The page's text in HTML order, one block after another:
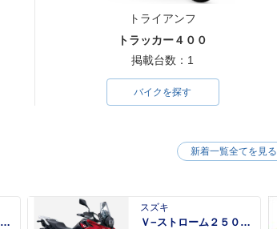
トライアンフ
トラッカー４００
掲載台数：1
バイクを探す
ｃａｎ−ａｍ ＳＰＹＤＥＲ ＲＴ ＬＩＭＩＴＥＤ
スズキ
Ｖ−ストローム２５０ ２６年モデル 水冷２気筒エンジン ＬＥＤヘッドライト標準装備
新着一覧全てを見る